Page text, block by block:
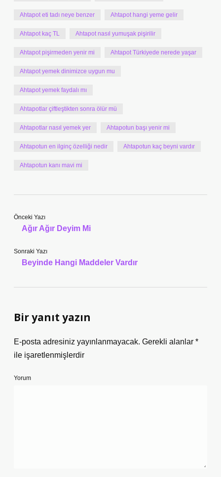
Ahtapot eti tadı neye benzer Ahtapot hangi yeme gelir
Ahtapot kaç TL Ahtapot nasıl yumuşak pişirilir
Ahtapot pişirmeden yenir mi Ahtapot Türkiyede nerede yaşar
Ahtapot yemek dinimizce uygun mu
Ahtapot yemek faydalı mı
Ahtapotlar çiftleştikten sonra ölür mü
Ahtapotlar nasıl yemek yer Ahtapotun başı yenir mi
Ahtapotun en ilginç özelliği nedir Ahtapotun kaç beyni vardır
Ahtapotun kanı mavi mi
Önceki Yazı
Ağır Ağır Deyim Mi
Sonraki Yazı
Beyinde Hangi Maddeler Vardır
Bir yanıt yazın
E-posta adresiniz yayınlanmayacak. Gerekli alanlar *
ile işaretlenmişlerdir
Yorum